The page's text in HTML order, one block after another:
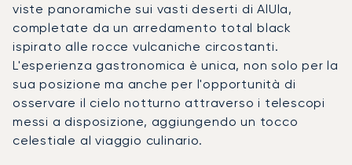
viste panoramiche sui vasti deserti di AlUla,
completate da un arredamento total black
ispirato alle rocce vulcaniche circostanti.
L'esperienza gastronomica è unica, non solo per la
sua posizione ma anche per l'opportunità di
osservare il cielo notturno attraverso i telescopi
messi a disposizione, aggiungendo un tocco
celestiale al viaggio culinario.